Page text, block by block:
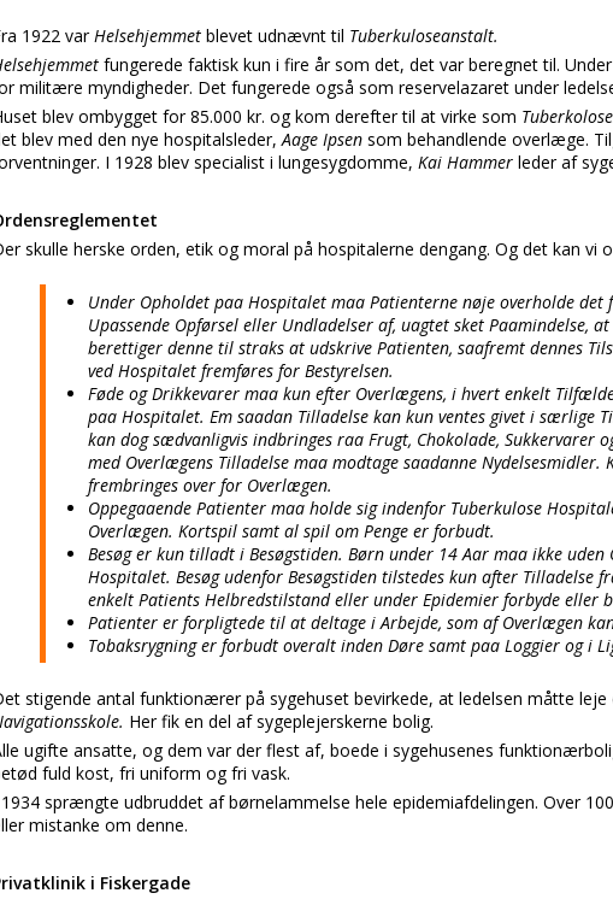
1922 varHelsehjemmet blevet udnævnt til Tuberkuloseanstalt.
fungerede faktisk kun i fire år som det, det var beregnet til.
militære myndigheder. Det fungerede også som reservelazaret under
blev ombygget for 85.000 kr. og kom derefter til at virke som
blev med den nye hospitalsleder,Aage Ipsen som behandlende overlæge.
I 1928 blev specialist i lungesygdomme, Kai Hammer leder af
skulle herske orden, etik og moral på hospitalerne dengang. Og det kan vi
Under Opholdet paa Hospitalet maa Patienterne nøje overholde
Upassende Opførsel eller Undladelser af, uagtet sket Paamindelse,
berettiger denne til straks at udskrive Patienten, saafremt dennes
ved Hospitalet fremføres for Bestyrelsen.
Føde og Drikkevarer maa kun efter Overlægens, i hvert enkelt
paa Hospitalet. Em saadan Tilladelse kan kun ventes givet i særlige
kan dog sædvanligvis indbringes raa Frugt, Chokolade, Sukkervarer
med Overlægens Tilladelse maa modtage saadanne Nydelsesmidler.
frembringes over for Overlægen.
Oppegaaende Patienter maa holde sig indenfor Tuberkulose
Overlægen. Kortspil samt al spil om Penge er forbudt.
Besøg er kun tilladt i Besøgstiden. Børn under 14 Aar maa ikke
Hospitalet. Besøg udenfor Besøgstiden tilstedes kun after Tilladelse
enkelt Patients Helbredstilstand eller under Epidemier forbyde eller
Patienter er forpligtede til at deltage i Arbejde, som af Overlægen
Tobaksrygning er forbudt overalt inden Døre samt paa Loggier og i
stigende antal funktionærer på sygehuset bevirkede, at ledelsen måtte
Her fik en del af sygeplejerskerne bolig.
ugifte ansatte, og dem var der flest af, boede i sygehusenes
fuld kost, fri uniform og fri vask.
sprængte udbruddet af børnelammelse hele epidemiafdelingen. Over
mistanke om denne.
i Fiskergade